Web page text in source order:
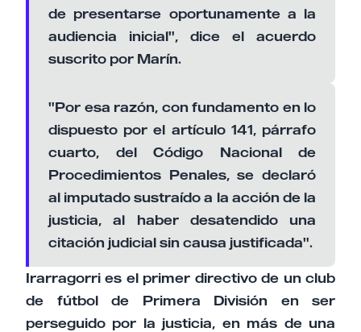
de presentarse oportunamente a la
audiencia inicial", dice el acuerdo
suscrito por Marín.
"Por esa razón, con fundamento en lo
dispuesto por el artículo 141, párrafo
cuarto, del Código Nacional de
Procedimientos Penales, se declaró
al imputado sustraído a la acción de la
justicia, al haber desatendido una
citación judicial sin causa justificada".
Irarragorri es el primer directivo de un club
de fútbol de Primera División en ser
perseguido por la justicia, en más de una